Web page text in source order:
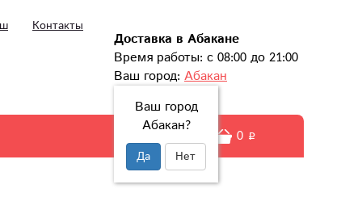
Контакты
Доставка в Абакане
Время работы: с 08:00 до 21:00
Ваш город: Абакан
Ваш город
Абакан?
Да Нет
0